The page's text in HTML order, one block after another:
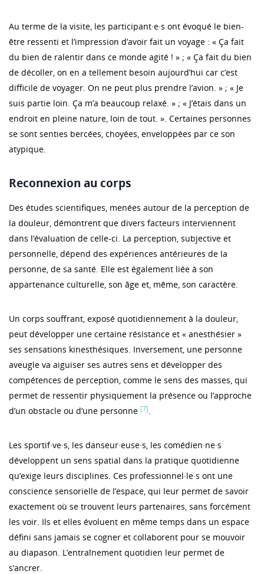
Au terme de la visite, les participant·e·s ont évoqué le bien-
être ressenti et l’impression d’avoir fait un voyage : « Ça fait
du bien de ralentir dans ce monde agité ! » ; « Ça fait du bien
de décoller, on en a tellement besoin aujourd’hui car c’est
difficile de voyager. On ne peut plus prendre l’avion. » ; « Je
suis partie loin. Ça m’a beaucoup relaxé. » ; « J’étais dans un
endroit en pleine nature, loin de tout. ». Certaines personnes
se sont senties bercées, choyées, enveloppées par ce son
atypique.
Reconnexion au corps
Des études scientifiques, menées autour de la perception de
la douleur, démontrent que divers facteurs interviennent
dans l’évaluation de celle-ci. La perception, subjective et
personnelle, dépend des expériences antérieures de la
personne, de sa santé. Elle est également liée à son
appartenance culturelle, son âge et, même, son caractère.
Un corps souffrant, exposé quotidiennement à la douleur,
peut développer une certaine résistance et « anesthésier »
ses sensations kinesthésiques. Inversement, une personne
aveugle va aiguiser ses autres sens et développer des
compétences de perception, comme le sens des masses, qui
permet de ressentir physiquement la présence ou l’approche
d’un obstacle ou d’une personne [7].
Les sportif·ve·s, les danseur·euse·s, les comédien·ne·s
développent un sens spatial dans la pratique quotidienne
qu’exige leurs disciplines. Ces professionnel·le·s ont une
conscience sensorielle de l’espace, qui leur permet de savoir
exactement où se trouvent leurs partenaires, sans forcément
les voir. Ils et elles évoluent en même temps dans un espace
défini sans jamais se cogner et collaborent pour se mouvoir
au diapason. L’entraînement quotidien leur permet de
s’ancrer.